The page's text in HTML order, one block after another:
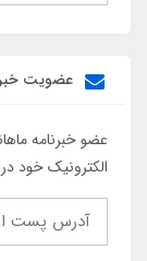
عضویت
عضو خبرنامه
الکترونیک خود